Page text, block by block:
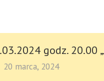
godz. 20.00
20 marca, 2024